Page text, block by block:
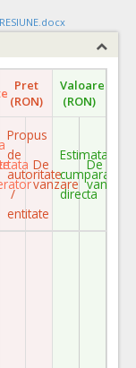
Pret
(RON)
Valoare
(RON)
Propus
de
autoritate
/
entitate
De
vanzare
Estimata
cumparare
directa
De
vanzare